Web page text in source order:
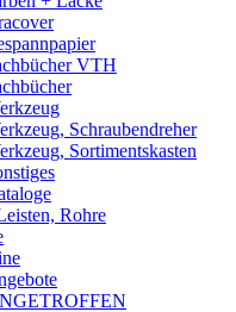
VTH
Schraubendreher
Sortimentskasten
Rohre